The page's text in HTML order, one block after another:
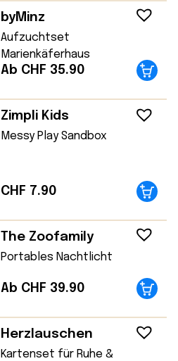
byMinz
Aufzuchtset
Marienkäferhaus
Ab CHF 35.90
Zimpli Kids
Messy Play Sandbox
CHF 7.90
The Zoofamily
Portables Nachtlicht
Ab CHF 39.90
Herzlauschen
Kartenset für Ruhe &